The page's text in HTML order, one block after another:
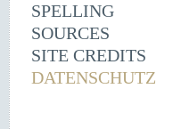
SPELLING
SOURCES
SITE CREDITS
DATENSCHUTZ